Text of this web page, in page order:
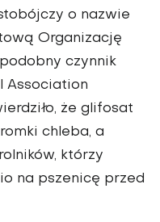
o nazwie
Organizację
czynnik
Association
że glifosat
chleba, a
którzy
na pszenicę przed